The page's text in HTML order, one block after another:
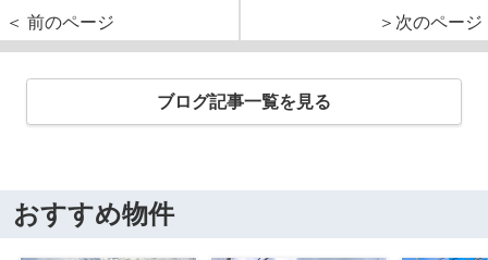
＜ 前のページ
＞次のページ
ブログ記事一覧を見る
おすすめ物件